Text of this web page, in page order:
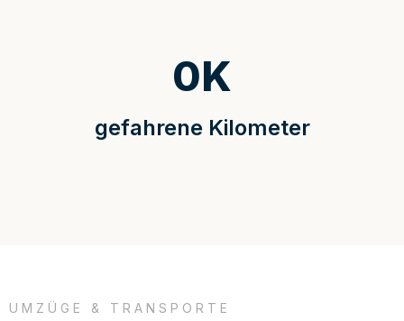
gefahrene Kilometer
0K
UMZÜGE & TRANSPORTE